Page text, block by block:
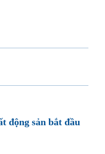
động sản bắt đầu